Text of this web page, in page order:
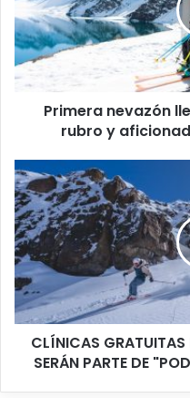
preocupa
al
rubro
aficionados
blanco
Primera nevazón
rubro y
CLÍNICAS
GRATUITAS
DE
RANDO
Y
AVALANCHAS
SERÁN
PARTE
DE
"PODER
HUMANO
CLÍNICAS
SERÁN PARTE DE